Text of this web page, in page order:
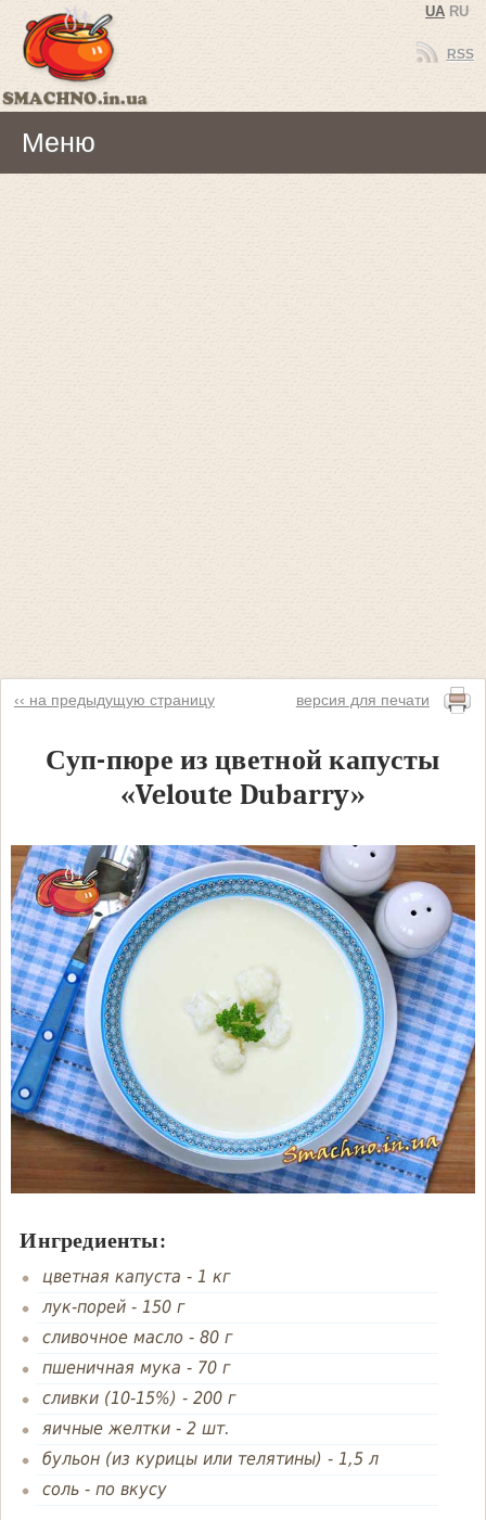
RSS
Меню
‹‹ на предыдущую страницу версия для печати
Суп-пюре из цветной капусты
«Veloute Dubarry»
Ингредиенты:
цветная капуста - 1 кг
лук-порей- 150 г
сливочное масло- 80 г
пшеничная мука - 70 г
сливки (10-15%) - 200 г
яичные желтки- 2 шт.
бульон (из курицы или телятины) - 1,5 л
соль- по вкусу
UA RU